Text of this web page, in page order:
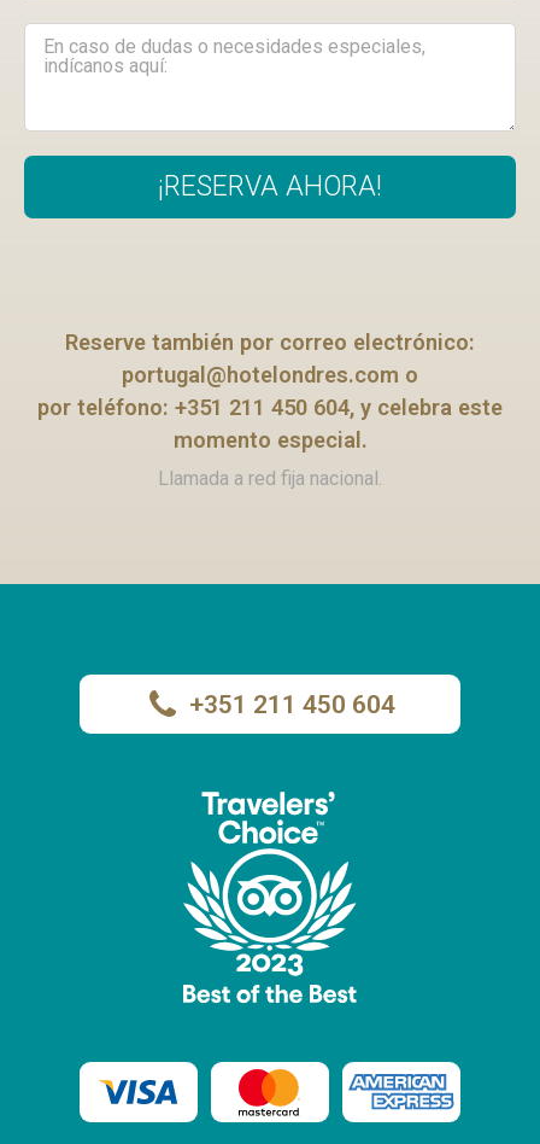
¡RESERVA AHORA!
Reserve también por correo electrónico:
portugal@hotelondres.com o
por teléfono: +351 211 450 604, y celebra este
momento especial.
Llamada a red fija nacional.
+351 211 450 604